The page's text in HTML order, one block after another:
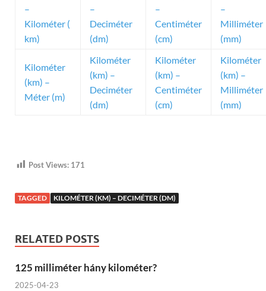
–
Kilométer (
km)
–
Deciméter
(dm)
–
Centiméter
(cm)
–
Milliméter
(mm)
Kilométer
(km) –
Méter (m)
Kilométer
(km) –
Deciméter
(dm)
Kilométer
(km) –
Centiméter
(cm)
Kilométer
(km) –
Milliméter
(mm)
Post Views: 171
TAGGED KILOMÉTER (KM) – DECIMÉTER (DM)
RELATED POSTS
125 milliméter hány kilométer?
2025-04-23